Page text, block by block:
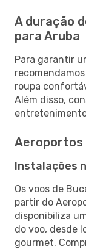
A duração
para Aruba
Para garantir
roupa
Além disso,
Aeroportos
Instalações
Os voos de
partir do
disponibiliza
do voo, desde
gourmet.